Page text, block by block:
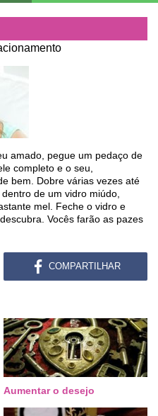
amado, pegue um pedaço de
completo e o seu,
bem. Dobre várias vezes até
de um vidro miúdo,
mel. Feche o vidro e
Vocês farão as pazes
COMPARTILHAR
Aumentar o desejo